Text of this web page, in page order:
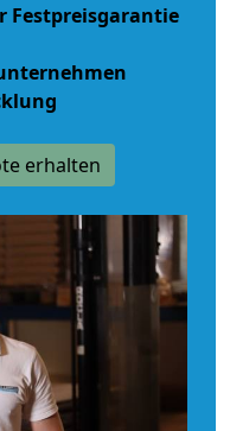
Festpreisgarantie
erhalten